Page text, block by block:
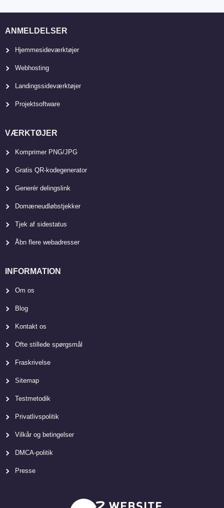
ANMELDELSER
Hjemmesideværktøjer
Webhosting
Landingssideværktøjer
Projektsoftware
VÆRKTØJER
Komprimer PNG/JPG
Gratis QR-kodegenerator
Generér delingslink
Domæneudløbstjekker
Tjek af sidestatus
Åbn flere webadresser
INFORMATION
Om os
Blog
Kontakt os
Ofte stillede spørgsmål
Fraskrivelse
Sitemap
Testmetodik
Privatlivspolitik
Vilkår og betingelser
DMCA-politik
Presse